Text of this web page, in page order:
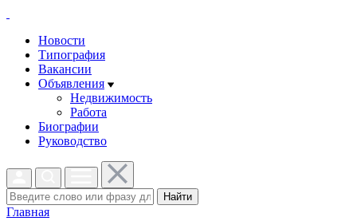
Новости
Типография
Вакансии
Объявления
Недвижимость
Работа
Биографии
Руководство
Найти
Главная